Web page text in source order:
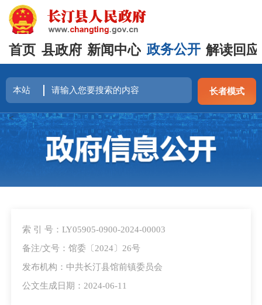
首页 县政府 新闻中心 政务公开 解读回应
长者模式
<
索 引 号：LY05905-0900-2024-00003
备注/文号：馆委〔2024〕26号
发布机构：中共长汀县馆前镇委员会
公文生成日期：2024-06-11